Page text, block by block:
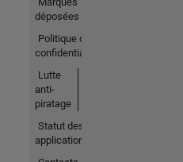
déposées
Politique de
confidentialité
Lutte
anti-
piratage
Statut des
applications